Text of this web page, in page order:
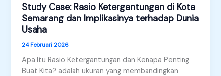
Study Case: Rasio Ketergantungan di Kota
Semarang dan Implikasinya terhadap Dunia
Usaha
24 Februari 2026
Apa Itu Rasio Ketergantungan dan Kenapa Penting
Buat Kita? adalah ukuran yang membandingkan